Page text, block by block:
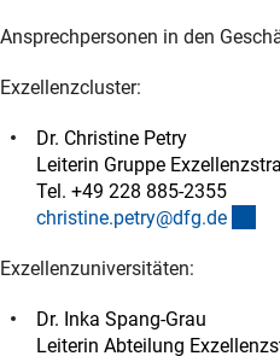
Ansprechpersonen in den
Exzellenzcluster:
Dr. Christine Petry
Leiterin Gruppe
Tel. +49 228 885-2355
christine.petry@dfg.de
Exzellenzuniversitäten:
Dr. Inka Spang-Grau
Leiterin Abteilung